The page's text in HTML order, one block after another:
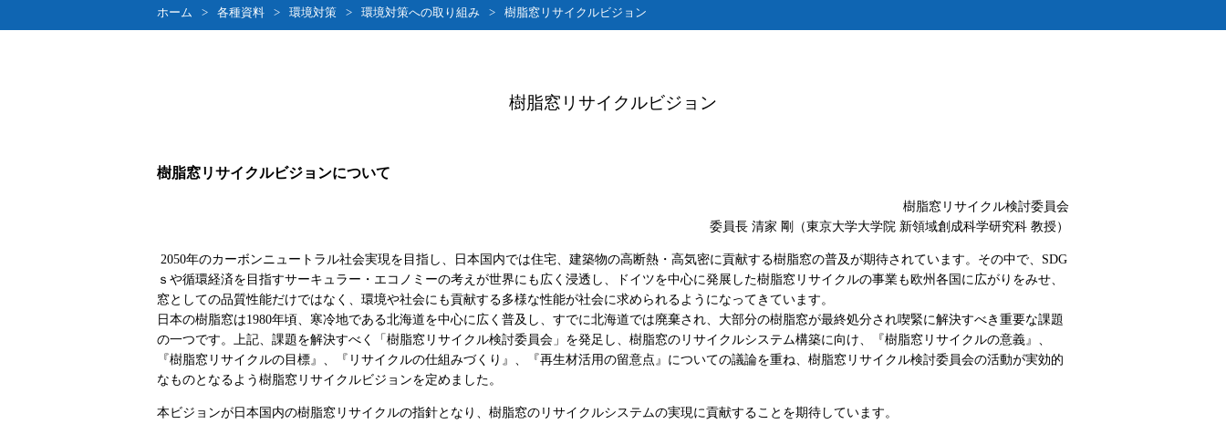
ホーム > 各種資料 > 環境対策 > 環境対策への取り組み > 樹脂窓リサイクルビジョン
樹脂窓リサイクルビジョン
樹脂窓リサイクルビジョンについて
樹脂窓リサイクル検討委員会
委員長 清家 剛（東京大学大学院 新領域創成科学研究科 教授）
2050年のカーボンニュートラル社会実現を目指し、日本国内では住宅、建築物の高断熱・高気密に貢献する樹脂窓の普及が期待されています。その中で、SDG
ｓや循環経済を目指すサーキュラー・エコノミーの考えが世界にも広く浸透し、ドイツを中心に発展した樹脂窓リサイクルの事業も欧州各国に広がりをみせ、
窓としての品質性能だけではなく、環境や社会にも貢献する多様な性能が社会に求められるようになってきています。
日本の樹脂窓は1980年頃、寒冷地である北海道を中心に広く普及し、すでに北海道では廃棄され、大部分の樹脂窓が最終処分され喫緊に解決すべき重要な課題
の一つです。上記、課題を解決すべく「樹脂窓リサイクル検討委員会」を発足し、樹脂窓のリサイクルシステム構築に向け、『樹脂窓リサイクルの意義』、
『樹脂窓リサイクルの目標』、『リサイクルの仕組みづくり』、『再生材活用の留意点』についての議論を重ね、樹脂窓リサイクル検討委員会の活動が実効的
なものとなるよう樹脂窓リサイクルビジョンを定めました。
本ビジョンが日本国内の樹脂窓リサイクルの指針となり、樹脂窓のリサイクルシステムの実現に貢献することを期待しています。